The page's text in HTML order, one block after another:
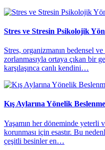
Stres ve Stresin Psikolojik
Stres, organizmanın bedensel
zorlanmasıyla ortaya çıkan bir
karşılaşınca canlı kendini…
Kış Aylarına Yönelik
Yaşamın her döneminde yeterli
korunması için esastır. Bu
çeşitli besinler en…